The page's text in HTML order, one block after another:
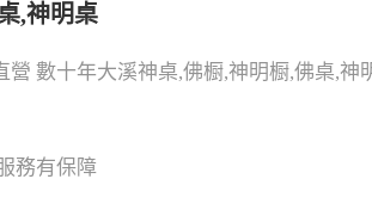
,神明桌
營 數十年大溪神桌,佛橱,神明橱,佛桌,
務有保障